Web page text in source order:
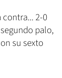
contra... 2-0
palo,
su sexto